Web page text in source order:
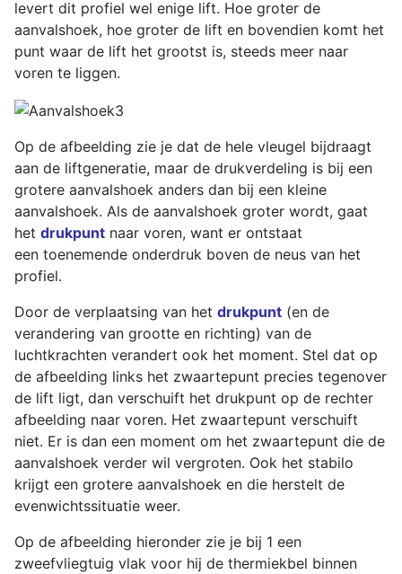
levert dit profiel wel enige lift. Hoe groter de
aanvalshoek, hoe groter de lift en bovendien komt het
punt waar de lift het grootst is, steeds meer naar
voren te liggen.
Op de afbeelding zie je dat de hele vleugel bijdraagt
aan de liftgeneratie, maar de drukverdeling is bij een
grotere aanvalshoek anders dan bij een kleine
aanvalshoek. Als de aanvalshoek groter wordt, gaat
het drukpunt naar voren, want er ontstaat
een toenemende onderdruk boven de neus van het
profiel.
Door de verplaatsing van het drukpunt (en de
verandering van grootte en richting) van de
luchtkrachten verandert ook het moment. Stel dat op
de afbeelding links het zwaartepunt precies tegenover
de lift ligt, dan verschuift het drukpunt op de rechter
afbeelding naar voren. Het zwaartepunt verschuift
niet. Er is dan een moment om het zwaartepunt die de
aanvalshoek verder wil vergroten. Ook het stabilo
krijgt een grotere aanvalshoek en die herstelt de
evenwichtssituatie weer.
Op de afbeelding hieronder zie je bij 1 een
zweefvliegtuig vlak voor hij de thermiekbel binnen